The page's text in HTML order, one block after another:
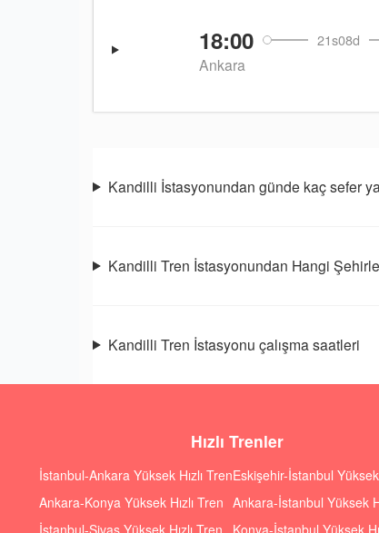
18:00 21s08d
Ankara
Kandilli İstasyonundan günde kaç sefer
Kandilli Tren İstasyonundan Hangi
Kandilli Tren İstasyonu çalışma saatleri
Hızlı Trenler
İstanbul-Ankara Yüksek Hızlı Tren
Ankara-Konya Yüksek Hızlı Tren
İstanbul-Sivas Yüksek Hızlı Tren
Eskişehir-İstanbul Yüksek
Ankara-İstanbul Yüksek
Konya-İstanbul Yüksek